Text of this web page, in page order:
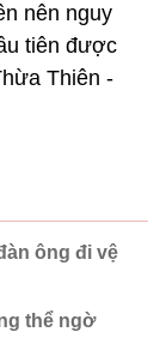
nên nguy
tiên được
Thiên -
ông đi vệ
thể ngờ